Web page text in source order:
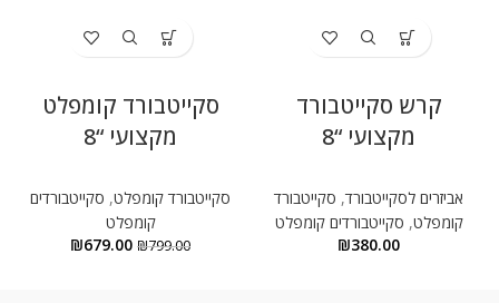
קרש סקייטבורד
מקצועי “8
אביזרים לסקייטבורד, סקייטבורד
קומפלט, סקייטבורדים קומפלט
₪380.00
סקייטבורד קומפלט
מקצועי “8
סקייטבורד קומפלט, סקייטבורדים
קומפלט
₪799.00
₪679.00